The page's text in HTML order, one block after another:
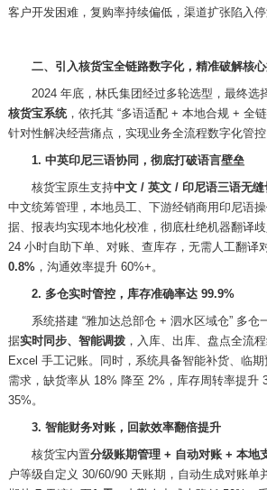
客户开发困难，复购率持续偏低，渠道扩张陷入停
二、引入核货宝全链路数字化，精准破解核
2024 年底，林氏集团经过多轮选型，最终选
核货宝系统，依托其 “多语适配 + 本地合规 + 全
针对性解决经营痛点，实现业务全流程数字化管控
1. 中英印尼三语协同，彻底打破语言壁垒
核货宝原生支持中文 / 英文 / 印尼语三语无缝
中文统筹管理，本地员工、下游经销商用印尼语
据、报表均实现本地化校准，彻底杜绝机器翻译
24 小时自助下单、对账、查库存，无需人工翻译
0.8%，沟通效率提升 60%+。
2. 多仓实时管控，库存准确率达 99.9%
系统搭建 “雅加达总部仓 + 泗水区域仓” 多仓
据实时同步、智能调拨，入库、出库、盘点全流
Excel 手工记账。同时，系统具备智能补货、临
需求，缺货率从 18% 降至 2%，库存周转率提升
35%。
3. 智能财务对账，回款效率翻倍提升
核货宝内置分级账期管理 + 自动对账 + 本地
户等级自定义 30/60/90 天账期，自动生成对账单